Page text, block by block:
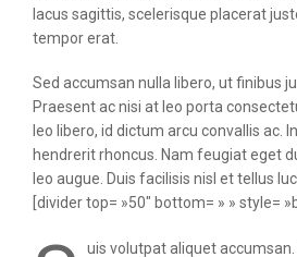
lacus sagittis, scelerisque placerat
tempor erat.
Sed accumsan nulla libero, ut finibus
Praesent ac nisi at leo porta
leo libero, id dictum arcu convallis ac.
hendrerit rhoncus. Nam feugiat eget
leo augue. Duis facilisis nisl et tellus
[divider top= »50″ bottom= » » style=
uis volutpat aliquet